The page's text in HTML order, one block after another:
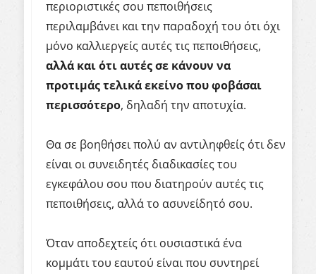
περιοριστικές σου πεποιθήσεις
περιλαμβάνει και την παραδοχή του ότι όχι
μόνο καλλιεργείς αυτές τις πεποιθήσεις,
αλλά και ότι αυτές σε κάνουν να
προτιμάς τελικά εκείνο που φοβάσαι
περισσότερο, δηλαδή την αποτυχία.
Θα σε βοηθήσει πολύ αν αντιληφθείς ότι δεν
είναι οι συνειδητές διαδικασίες του
εγκεφάλου σου που διατηρούν αυτές τις
πεποιθήσεις, αλλά το ασυνείδητό σου.
Όταν αποδεχτείς ότι ουσιαστικά ένα
κομμάτι του εαυτού είναι που συντηρεί